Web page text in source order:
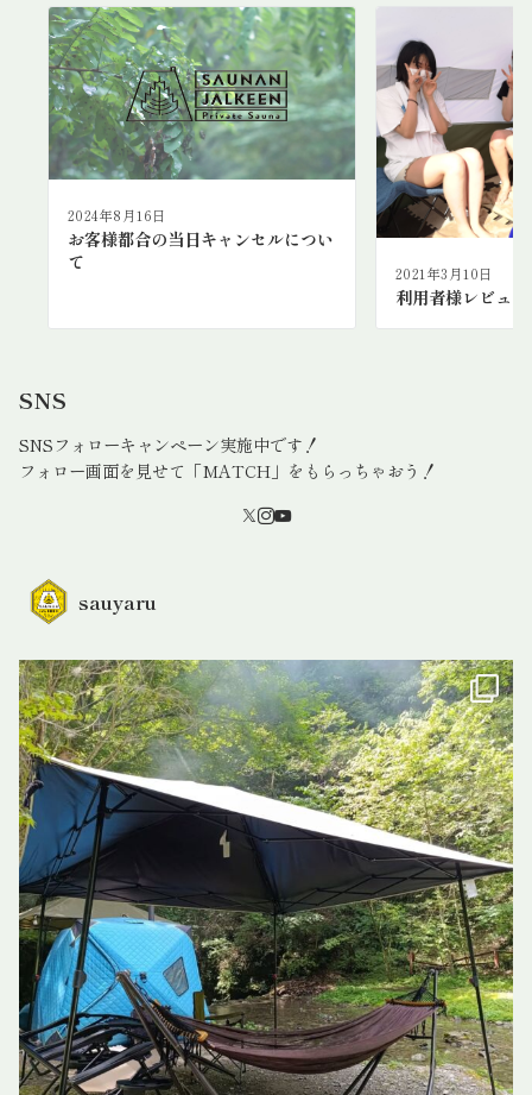
2024年8月16日
お客様都合の当日キャンセルについ
て
2021年3月10日
利用者様レビュ
SNS
SNSフォローキャンペーン実施中です！
フォロー画面を見せて「MATCH」をもらっちゃおう！
sauyaru